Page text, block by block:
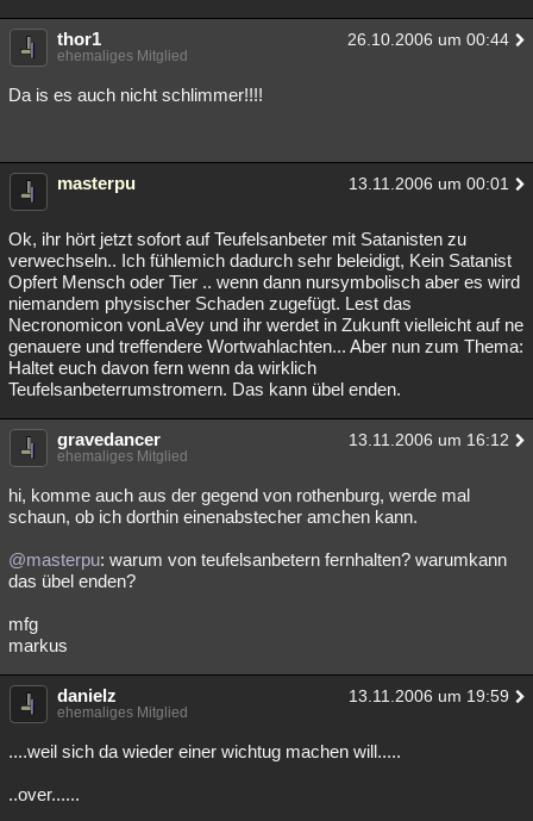
thor1 26.10.2006 um 00:44
ehemaliges Mitglied
Da is es auch nicht schlimmer!!!!
masterpu 13.11.2006 um 00:01
Ok, ihr hört jetzt sofort auf Teufelsanbeter mit Satanisten zu
verwechseln.. Ich fühlemich dadurch sehr beleidigt, Kein Satanist
Opfert Mensch oder Tier .. wenn dann nursymbolisch aber es wird
niemandem physischer Schaden zugefügt. Lest das
Necronomicon vonLaVey und ihr werdet in Zukunft vielleicht auf ne
genauere und treffendere Wortwahlachten... Aber nun zum Thema:
Haltet euch davon fern wenn da wirklich
Teufelsanbeterrumstromern. Das kann übel enden.
gravedancer 13.11.2006 um 16:12
ehemaliges Mitglied
hi, komme auch aus der gegend von rothenburg, werde mal
schaun, ob ich dorthin einenabstecher amchen kann.
@masterpu: warum von teufelsanbetern fernhalten? warumkann
das übel enden?
mfg
markus
danielz 13.11.2006 um 19:59
ehemaliges Mitglied
....weil sich da wieder einer wichtug machen will.....
..over......